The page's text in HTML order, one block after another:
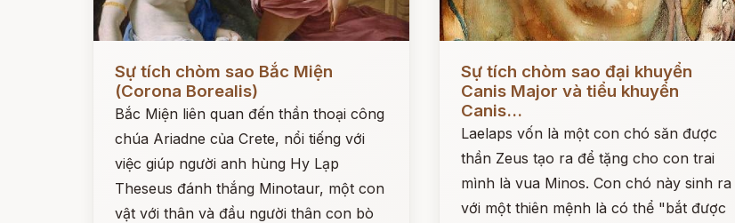
Sự tích chòm sao Bắc Miện
(Corona Borealis)
Bắc Miện liên quan đến thần thoại công
chúa Ariadne của Crete, nổi tiếng với
việc giúp người anh hùng Hy Lạp
Theseus đánh thắng Minotaur, một con
vật với thân và đầu người thân con bò
Sự tích chòm sao đại khuyển
Canis Major và tiểu khuyển
Canis...
Laelaps vốn là một con chó săn được
thần Zeus tạo ra để tặng cho con trai
mình là vua Minos. Con chó này sinh ra
với một thiên mệnh là có thể "bắt được